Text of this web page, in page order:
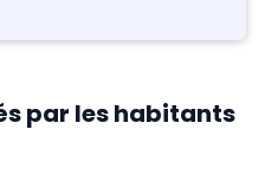
par les habitants